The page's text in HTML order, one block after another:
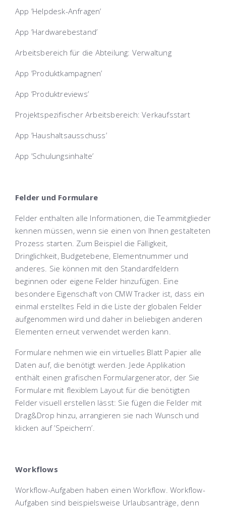
App ’Helpdesk-Anfragen’
App ’Hardwarebestand’
Arbeitsbereich für die Abteilung: Verwaltung
App ’Produktkampagnen’
App ’Produktreviews’
Projektspezifischer Arbeitsbereich: Verkaufsstart
App ’Haushaltsausschuss’
App ’Schulungsinhalte’
Felder und Formulare
Felder enthalten alle Informationen, die Teammitglieder
kennen müssen, wenn sie einen von Ihnen gestalteten
Prozess starten. Zum Beispiel die Fälligkeit,
Dringlichkeit, Budgetebene, Elementnummer und
anderes. Sie können mit den Standardfeldern
beginnen oder eigene Felder hinzufügen. Eine
besondere Eigenschaft von CMW Tracker ist, dass ein
einmal erstelltes Feld in die Liste der globalen Felder
aufgenommen wird und daher in beliebigen anderen
Elementen erneut verwendet werden kann.
Formulare nehmen wie ein virtuelles Blatt Papier alle
Daten auf, die benötigt werden. Jede Applikation
enthält einen grafischen Formulargenerator, der Sie
Formulare mit flexiblem Layout für die benötigten
Felder visuell erstellen lässt: Sie fügen die Felder mit
Drag&Drop hinzu, arrangieren sie nach Wunsch und
klicken auf ’Speichern’.
Workflows
Workflow-Aufgaben haben einen Workflow. Workflow-
Aufgaben sind beispielsweise Urlaubsanträge, denn